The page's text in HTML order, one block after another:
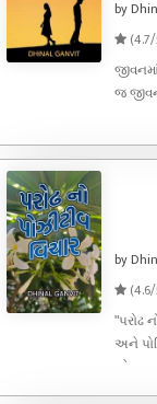
by
જ
આ
by
"પરોઢ
અને
દરેક